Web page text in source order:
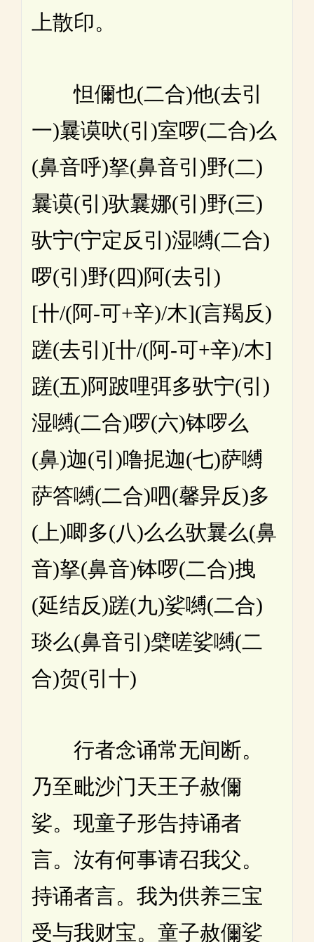
上散印。
怛儞也(二合)他(去引
一)曩谟吠(引)室啰(二合)么
(鼻音呼)拏(鼻音引)野(二)
曩谟(引)驮曩娜(引)野(三)
驮宁(宁定反引)湿嚩(二合)
啰(引)野(四)阿(去引)
[卄/(阿-可+辛)/木](言羯反)
蹉(去引)[卄/(阿-可+辛)/木]
蹉(五)阿跛哩弭多驮宁(引)
湿嚩(二合)啰(六)钵啰么
(鼻)迦(引)噜抳迦(七)萨嚩
萨答嚩(二合)呬(馨异反)多
(上)唧多(八)么么驮曩么(鼻
音)拏(鼻音)钵啰(二合)拽
(延结反)蹉(九)娑嚩(二合)
琰么(鼻音引)檗嗟娑嚩(二
合)贺(引十)
行者念诵常无间断。
乃至毗沙门天王子赦儞
娑。现童子形告持诵者
言。汝有何事请召我父。
持诵者言。我为供养三宝
受与我财宝。童子赦儞娑